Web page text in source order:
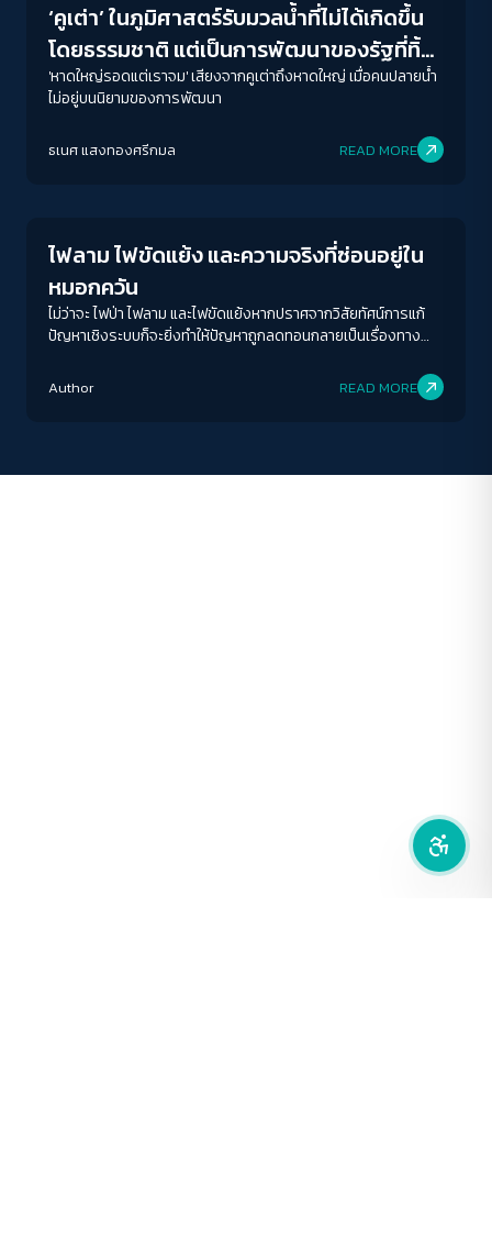
‘คูเต่า’ ในภูมิศาสตร์รับมวลน้ำที่ไม่ได้เกิดขึ้น
โดยธรรมชาติ แต่เป็นการพัฒนาของรัฐที่ทิ้ง
‘คนปลายน้ำ’
'หาดใหญ่รอดแต่เราจม' เสียงจากคูเต่าถึงหาดใหญ่ เมื่อคนปลายน้ำ
ไม่อยู่บนนิยามของการพัฒนา
ธเนศ แสงทองศรีกมล READ MORE
ไฟลาม ไฟขัดแย้ง และความจริงที่ซ่อนอยู่ใน
หมอกควัน
ไม่ว่าจะ ไฟป่า ไฟลาม และไฟขัดแย้งหากปราศจากวิสัยทัศน์การแก้
ปัญหาเชิงระบบก็จะยิ่งทำให้ปัญหาถูกลดทอนกลายเป็นเรื่องทาง
ไม่ช่วยอะไร?
Author READ MORE
ปกติ มาก มากที่สุด
Deutan Tritan